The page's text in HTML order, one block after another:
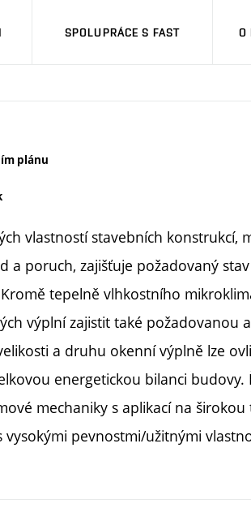
SPOLUPRÁCE S FAST O
plánu
vlastností stavebních konstrukcí,
a poruch, zajišťuje požadovaný
tepelně vlhkostního
výplní zajistit také požadovanou
a druhu okenní výplně lze
energetickou bilanci budovy.
mechaniky s aplikací na
pevnostmi/užitnými